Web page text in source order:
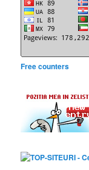
Free counters